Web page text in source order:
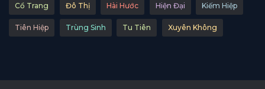
Cổ Trang Đô Thị Hài Hước Hiện Đại Kiếm Hiệp
Tiên Hiệp Trùng Sinh Tu Tiên Xuyên Không